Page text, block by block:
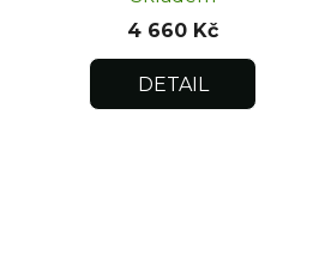
4 660 Kč
DETAIL